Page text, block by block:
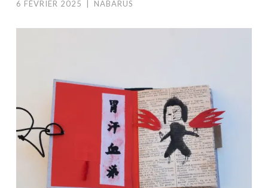
6 FÉVRIER 2025 NABARUS